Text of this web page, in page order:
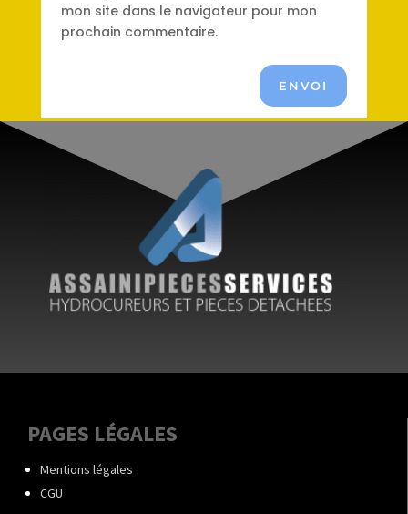
mon site dans le navigateur pour mon
prochain commentaire.
ENVOI
PAGES LÉGALES
Mentions légales
CGU